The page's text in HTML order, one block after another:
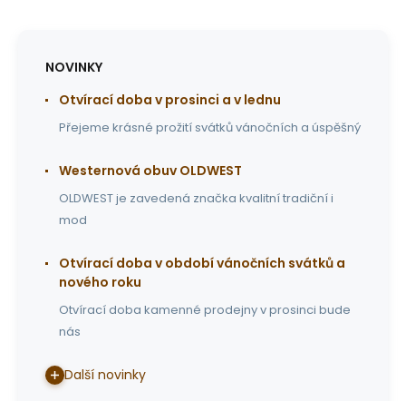
NOVINKY
Otvírací doba v prosinci a v lednu
Přejeme krásné prožití svátků vánočních a úspěšný
Westernová obuv OLDWEST
OLDWEST je zavedená značka kvalitní tradiční i
mod
Otvírací doba v období vánočních svátků a
nového roku
Otvírací doba kamenné prodejny v prosinci bude
nás
Další novinky